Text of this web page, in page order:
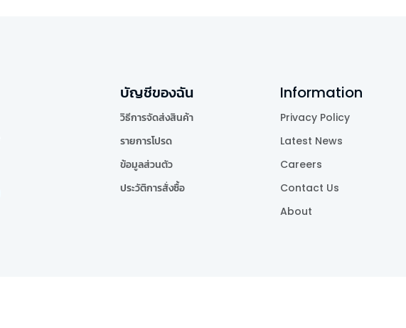
บัญชีของฉัน
วิธีการจัดส่งสินค้า
รายการโปรด
ข้อมูลส่วนตัว
ประวัติการสั่งซื้อ
Information
Privacy Policy
Latest News
Careers
Contact Us
About